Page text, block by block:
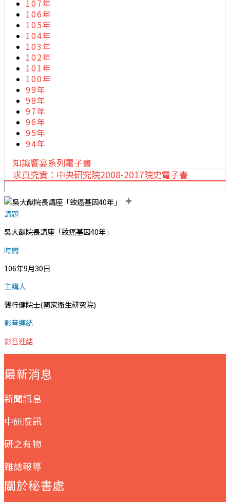
107年
106年
105年
104年
103年
102年
101年
100年
99年
98年
97年
96年
95年
94年
知識饗宴系列電子書
求真究實：中央研究院2008-2017院史電子書
+
講題
吳大猷院長講座「致癌基因40年」
時間
106年9月30日
主講人
龔行健院士(國家衛生研究院)
影音連結
影音連結
最新消息
新聞訊息
中研院訊
研之有物
雜誌報導
關於秘書處